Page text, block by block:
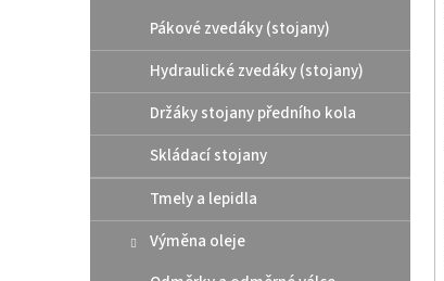
Pákové zvedáky (stojany)
Hydraulické zvedáky (stojany)
Držáky stojany předního kola
Skládací stojany
Tmely a lepidla
Výměna oleje